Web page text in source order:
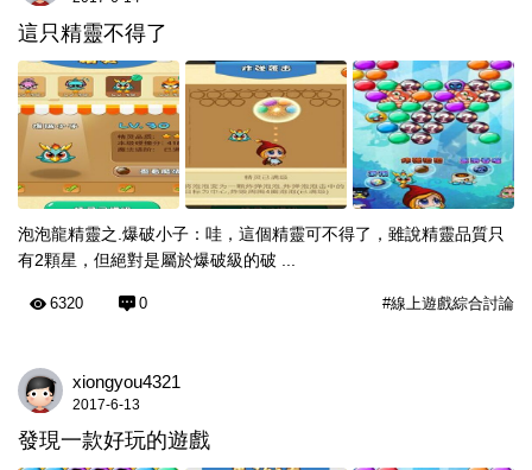
這只精靈不得了
泡泡龍精靈之.爆破小子：哇，這個精靈可不得了，雖說精靈品質只
有2顆星，但絕對是屬於爆破級的破 ...
#線上遊戲綜合討論
6320 0
xiongyou4321
2017-6-13
發現一款好玩的遊戲